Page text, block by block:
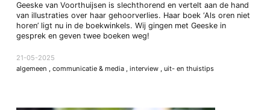
Geeske van Voorthuijsen is slechthorend en vertelt aan de hand
van illustraties over haar gehoorverlies. Haar boek ‘Als oren niet
horen’ ligt nu in de boekwinkels. Wij gingen met Geeske in
gesprek en geven twee boeken weg!
21-05-2025
algemeen , communicatie & media , interview , uit- en thuistips